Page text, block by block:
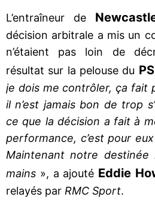
L’entraîneur de
décision arbitrale a mis un
n’étaient pas loin de
résultat sur la pelouse du
je dois me contrôler, ça fait
il n’est jamais bon de trop
ce que la décision a fait à
performance, c’est pour
Maintenant notre destinée
mains », a ajouté Eddie
relayés par RMC Sport.